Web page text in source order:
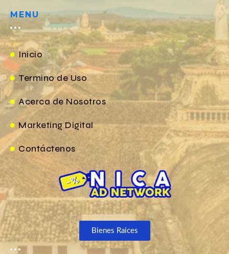
MENU
Inicio
Termino de Uso
Acerca de Nosotros
Marketing Digital
Contáctenos
Bienes Raices